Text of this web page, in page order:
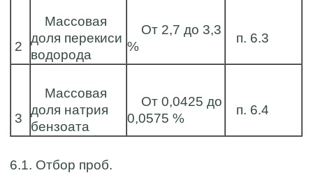
2
Массовая
доля перекиси
водорода
От 2,7 до 3,3
%
п. 6.3
3
Массовая
доля натрия
бензоата
От 0,0425 до
0,0575 %
п. 6.4
6.1. Отбор проб.